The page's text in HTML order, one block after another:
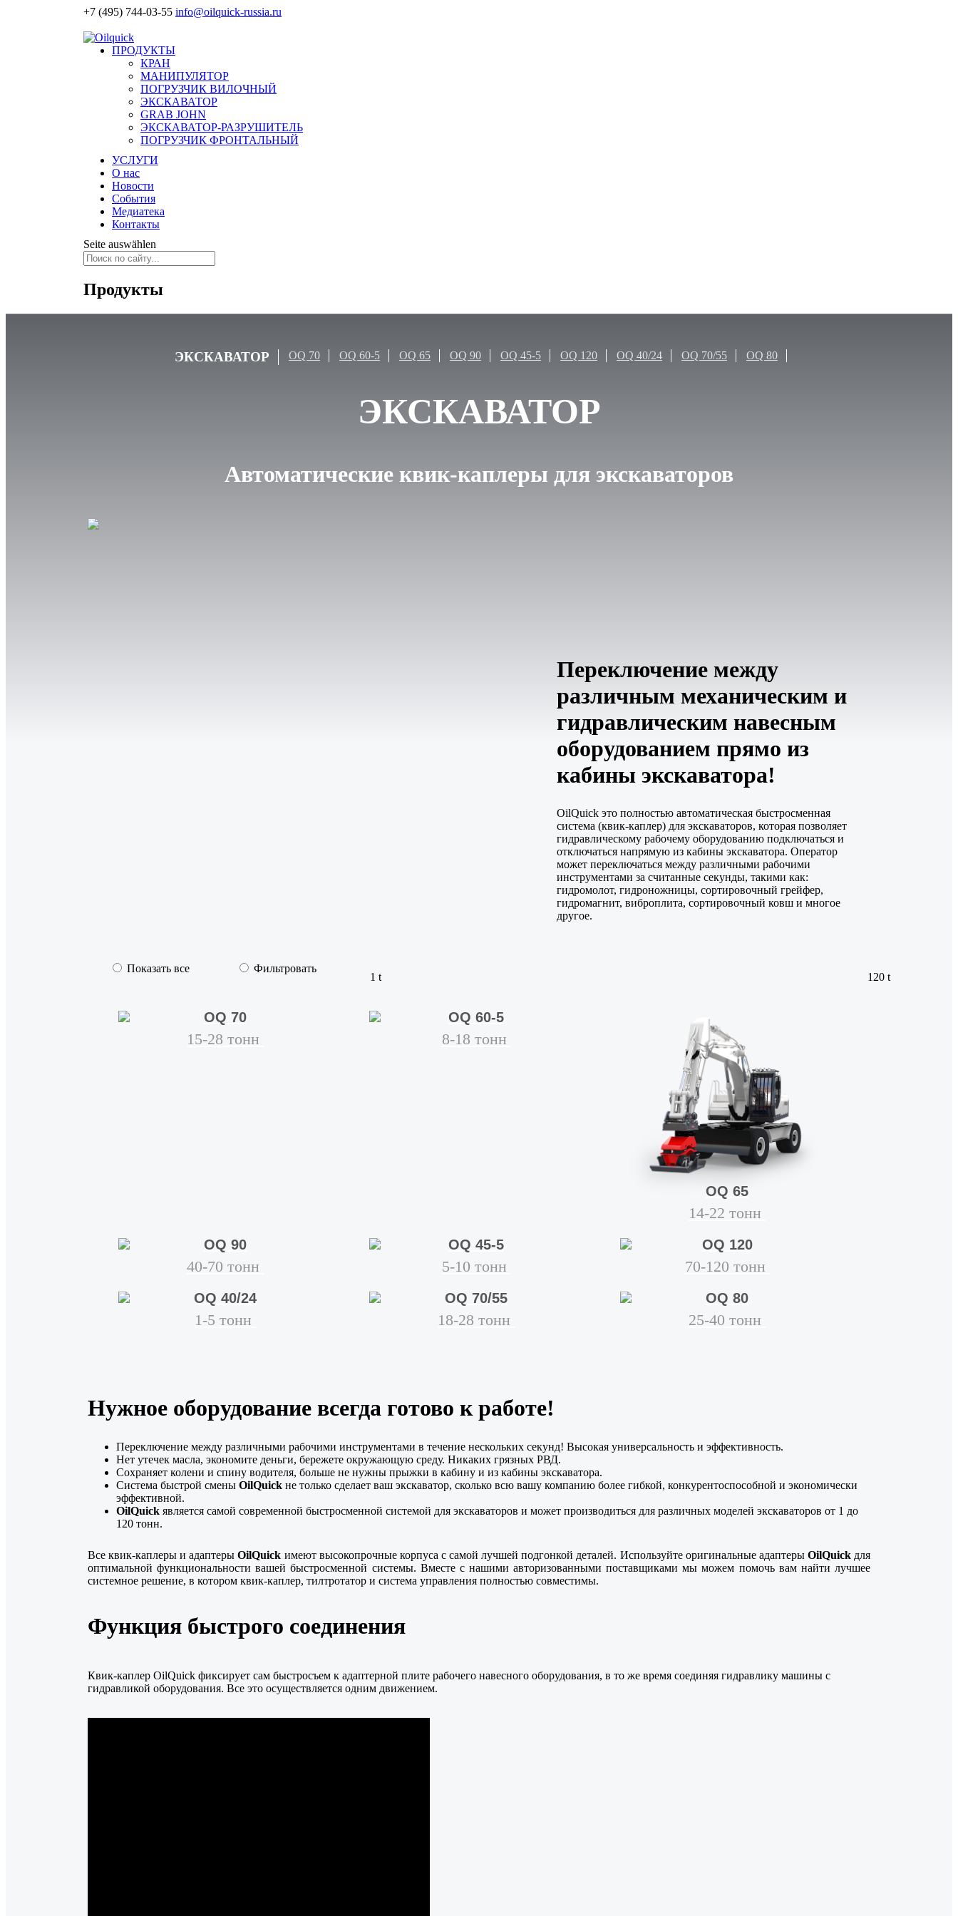
+7 (495) 744-03-55 info@oilquick-russia.ru
ПРОДУКТЫ
КРАН
МАНИПУЛЯТОР
ПОГРУЗЧИК ВИЛОЧНЫЙ
ЭКСКАВАТОР
GRAB JOHN
ЭКСКАВАТОР-РАЗРУШИТЕЛЬ
ПОГРУЗЧИК ФРОНТАЛЬНЫЙ
УСЛУГИ
О нас
Новости
События
Медиатека
Контакты
Seite auswählen
Продукты
ЭКСКАВАТОР OQ 70 OQ 60-5 OQ 65 OQ 90 OQ 45-5 OQ 120 OQ 40/24 OQ 70/55 OQ 80
ЭКСКАВАТОР
Автоматические квик-каплеры для экскаваторов
Переключение между
различным механическим и
гидравлическим навесным
оборудованием прямо из
кабины экскаватора!
OilQuick это полностью автоматическая быстросменная
система (квик-каплер) для экскаваторов, которая позволяет
гидравлическому рабочему оборудованию подключаться и
отключаться напрямую из кабины экскаватора. Оператор
может переключаться между различными рабочими
инструментами за считанные секунды, такими как:
гидромолот, гидроножницы, сортировочный грейфер,
гидромагнит, виброплита, сортировочный ковш и многое
другое.
Показать все Фильтровать
1 t 120 t
OQ 70
15-28 тонн
OQ 60-5
8-18 тонн
OQ 65
14-22 тонн
OQ 90
40-70 тонн
OQ 45-5
5-10 тонн
OQ 120
70-120 тонн
OQ 40/24
1-5 тонн
OQ 70/55
18-28 тонн
OQ 80
25-40 тонн
Нужное оборудование всегда готово к работе!
Переключение между различными рабочими инструментами в течение нескольких секунд! Высокая универсальность и эффективность.
Нет утечек масла, экономите деньги, бережете окружающую среду. Никаких грязных РВД.
Сохраняет колени и спину водителя, больше не нужны прыжки в кабину и из кабины экскаватора.
Система быстрой смены OilQuick не только сделает ваш экскаватор, сколько всю вашу компанию более гибкой, конкурентоспособной и экономически
эффективной.
OilQuick является самой современной быстросменной системой для экскаваторов и может производиться для различных моделей экскаваторов от 1 до
120 тонн.
Все квик-каплеры и адаптерыOilQuick имеют высокопрочные корпуса с самой лучшей подгонкой деталей. Используйте оригинальные адаптеры OilQuick для
оптимальной функциональности вашей быстросменной системы. Вместе с нашими авторизованными поставщиками мы можем помочь вам найти лучшее
системное решение, в котором квик-каплер, тилтротатор и система управления полностью совместимы.
Функция быстрого соединения
Квик-каплер OilQuick фиксирует сам быстросъем к адаптерной плите рабочего навесного оборудования, в то же время соединяя гидравлику машины с
гидравликой оборудования. Все это осуществляется одним движением.